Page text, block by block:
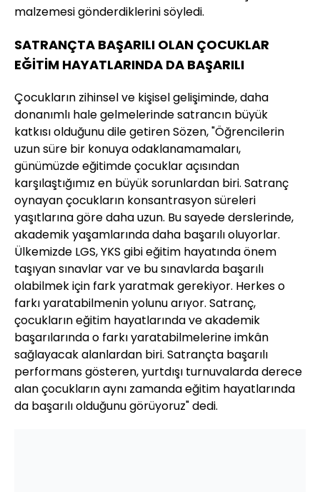
malzemesi gönderdiklerini söyledi.
SATRANÇTA BAŞARILI OLAN ÇOCUKLAR
EĞİTİM HAYATLARINDA DA BAŞARILI
Çocukların zihinsel ve kişisel gelişiminde, daha
donanımlı hale gelmelerinde satrancın büyük
katkısı olduğunu dile getiren Sözen, "Öğrencilerin
uzun süre bir konuya odaklanamamaları,
günümüzde eğitimde çocuklar açısından
karşılaştığımız en büyük sorunlardan biri. Satranç
oynayan çocukların konsantrasyon süreleri
yaşıtlarına göre daha uzun. Bu sayede derslerinde,
akademik yaşamlarında daha başarılı oluyorlar.
Ülkemizde LGS, YKS gibi eğitim hayatında önem
taşıyan sınavlar var ve bu sınavlarda başarılı
olabilmek için fark yaratmak gerekiyor. Herkes o
farkı yaratabilmenin yolunu arıyor. Satranç,
çocukların eğitim hayatlarında ve akademik
başarılarında o farkı yaratabilmelerine imkân
sağlayacak alanlardan biri. Satrançta başarılı
performans gösteren, yurtdışı turnuvalarda derece
alan çocukların aynı zamanda eğitim hayatlarında
da başarılı olduğunu görüyoruz" dedi.